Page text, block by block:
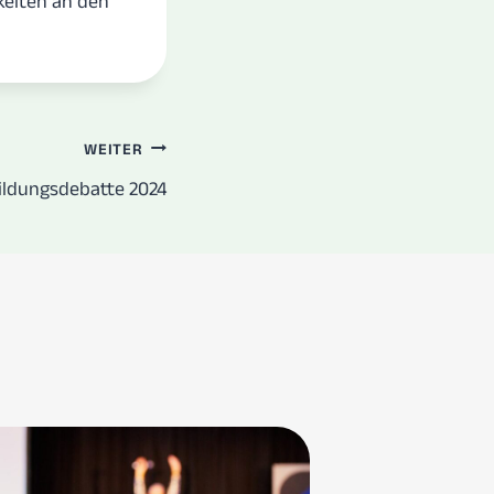
WEITER
2024